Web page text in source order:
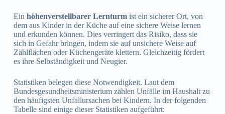
Ein höhenverstellbarer Lernturmist ein sicherer Ort, von
dem aus Kinder in der Küche auf eine sichere Weise lernen
und erkunden können. Dies verringert das Risiko, dass sie
sich in Gefahr bringen, indem sie auf unsichere Weise auf
Zählflächen oder Küchengeräte klettern. Gleichzeitig fördert
es ihre Selbständigkeit und Neugier.
Statistiken belegen diese Notwendigkeit. Laut dem
Bundesgesundheitsministerium zählen Unfälle im Haushalt zu
den häufigsten Unfallursachen bei Kindern. In der folgenden
Tabelle sind einige dieser Statistiken aufgeführt: